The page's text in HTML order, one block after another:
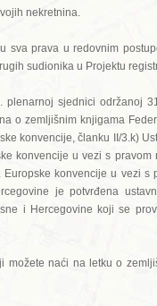
nekretnina.
sva prava u redovnim
sudionika u Projektu
sjednici održanoj
o zemljišnim knjigama
konvencije, članku II/3.k)
konvencije u vezi s
Europske konvencije u vezi
je potvrđena
i Hercegovine koji se
možete naći na letku o